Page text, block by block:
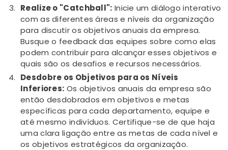
Realize o "Catchball": Inicie um diálogo interativo
com as diferentes áreas e níveis da organização
para discutir os objetivos anuais da empresa.
Busque o feedback das equipes sobre como elas
podem contribuir para alcançar esses objetivos e
quais são os desafios e recursos necessários.
Desdobre os Objetivos para os Níveis
Inferiores: Os objetivos anuais da empresa são
então desdobrados em objetivos e metas
específicas para cada departamento, equipe e
até mesmo indivíduos. Certifique-se de que haja
uma clara ligação entre as metas de cada nível e
os objetivos estratégicos da organização.